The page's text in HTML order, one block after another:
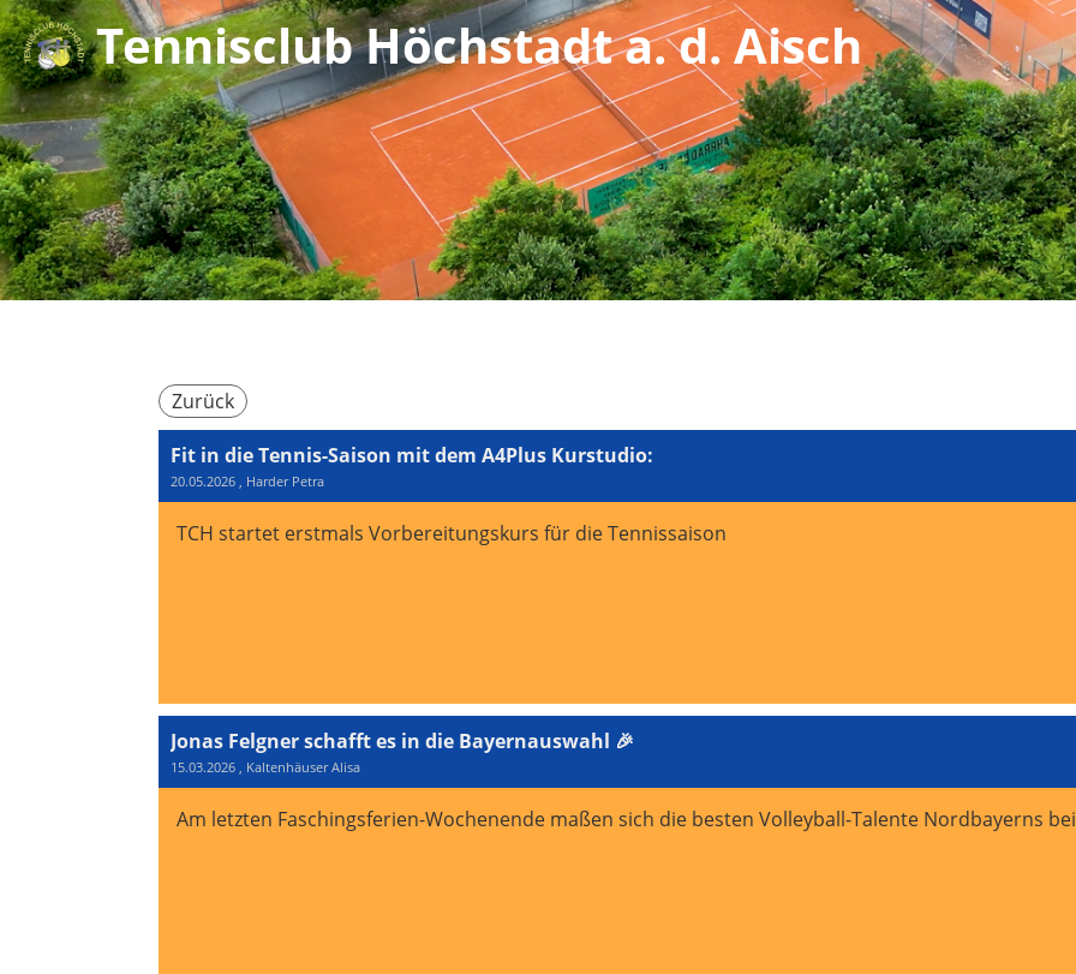
Tennisclub Höchstadt a. d. Aisch
Zurück
Fit in die Tennis-Saison mit dem A4Plus Kurstudio:
20.05.2026 , Harder Petra
TCH startet erstmals Vorbereitungskurs für die Tennissaison
Jonas Felgner schafft es in die Bayernauswahl 🎉
15.03.2026 , Kaltenhäuser Alisa
Am letzten Faschingsferien-Wochenende maßen sich die besten Volleyball-Talente Nordbayerns